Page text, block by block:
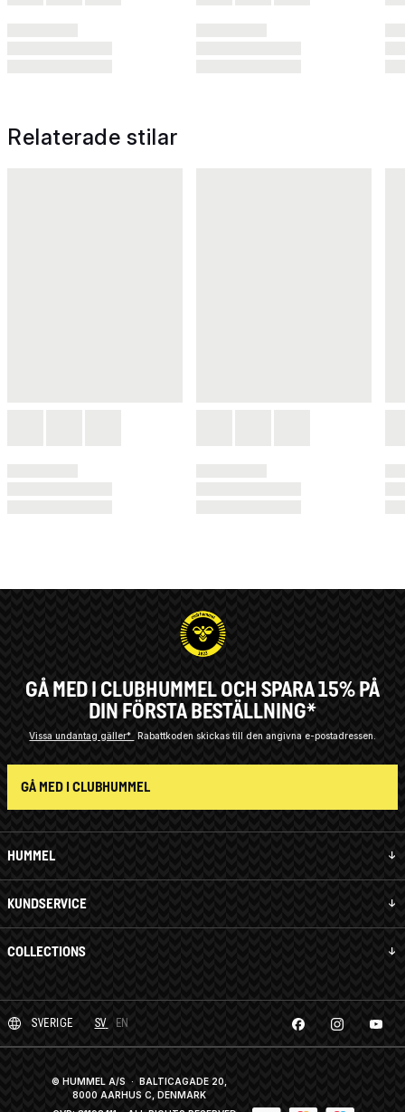
Relaterade stilar
HUMMEL
KUNDSERVICE
COLLECTIONS
GÅ MED I CLUBHUMMEL OCH SPARA 15% PÅ
DIN FÖRSTA BESTÄLLNING*
Vissa undantag gäller* Rabattkoden skickas till den angivna e-postadressen.
GÅ MED I CLUBHUMMEL
SVERIGE SV EN
© HUMMEL A/S · BALTICAGADE 20,
8000 AARHUS C, DENMARK